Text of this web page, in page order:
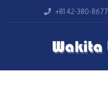
+81 42-380-8677